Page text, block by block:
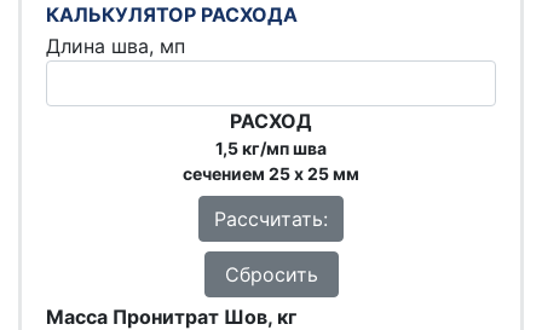
КАЛЬКУЛЯТОР РАСХОДА
Длина шва, мп
РАСХОД
1,5 кг/мп шва
сечением 25 х 25 мм
Рассчитать:
Сбросить
Масса Пронитрат Шов, кг